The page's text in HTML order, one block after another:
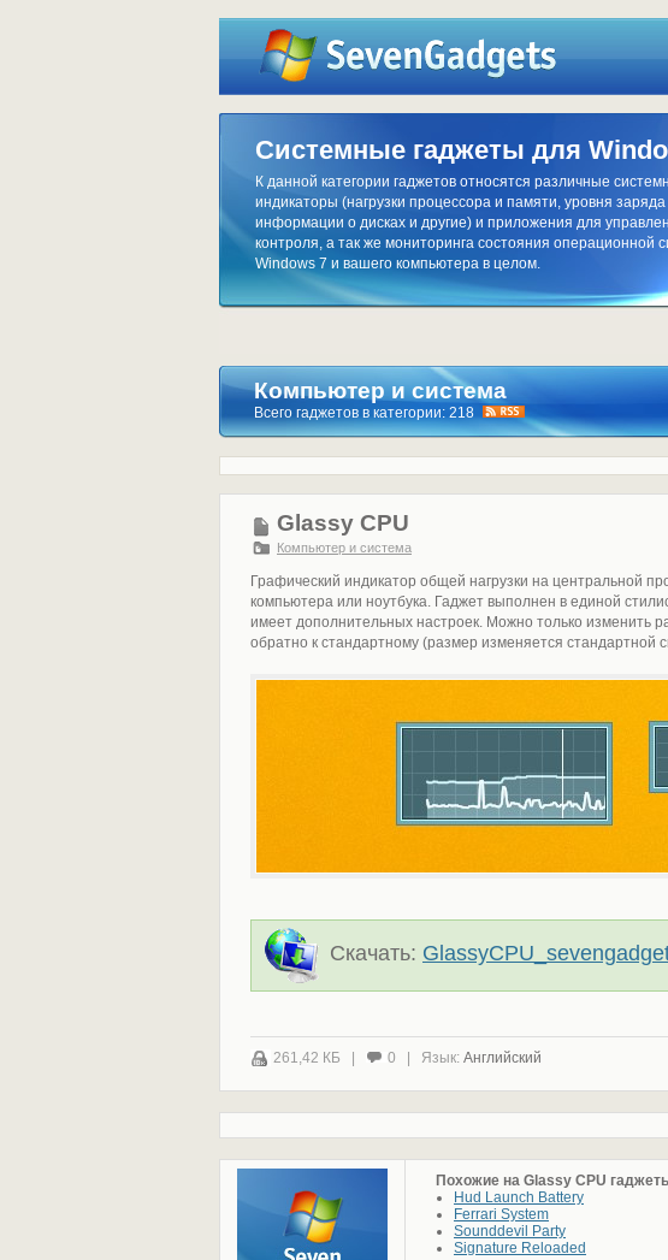
Системные гаджеты для
К данной категории гаджетов относятся различные
индикаторы (нагрузки процессора и памяти, уровня
информации о дисках и другие) и приложения для
контроля, а так же мониторинга состояния операционной
Windows 7 и вашего компьютера в целом.
Компьютер и система
Всего гаджетов в категории: 218
Glassy CPU
Компьютер и система
Графический индикатор общей нагрузки на центральной
компьютера или ноутбука. Гаджет выполнен в единой
имеет дополнительных настроек. Можно только изменить
обратно к стандартному (размер изменяется стандартной
Скачать:
261,42 КБ | 0 | Язык: Английский
Похожие на Glassy CPU
Hud Launch Battery
Ferrari System
Sounddevil Party
Signature Reloaded